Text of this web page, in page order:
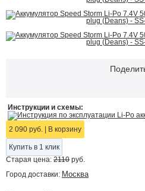
Инструкции и схемы:
Инструкция по эксплуатации Li-Po
2 090 руб.
В корзину
Купить в 1 клик
Старая цена: 2110 руб.
Город доставки: Москва